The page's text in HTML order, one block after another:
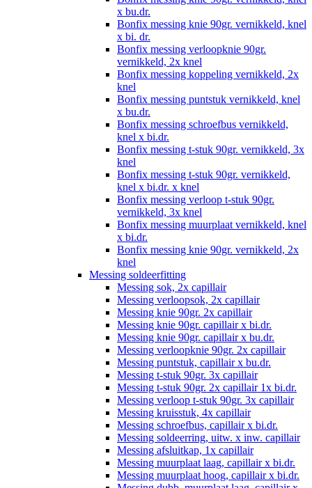
x bu.dr.
Bonfix messing knie 90gr. vernikkeld, knel
x bi. dr.
Bonfix messing verloopknie 90gr.
vernikkeld, 2x knel
Bonfix messing koppeling vernikkeld, 2x
knel
Bonfix messing puntstuk vernikkeld, knel
x bu.dr.
Bonfix messing schroefbus vernikkeld,
knel x bi.dr.
Bonfix messing t-stuk 90gr. vernikkeld, 3x
knel
Bonfix messing t-stuk 90gr. vernikkeld,
knel x bi.dr. x knel
Bonfix messing verloop t-stuk 90gr.
vernikkeld, 3x knel
Bonfix messing muurplaat vernikkeld, knel
x bi.dr.
Bonfix messing knie 90gr. vernikkeld, 2x
knel
Messing soldeerfitting
Messing sok, 2x capillair
Messing verloopsok, 2x capillair
Messing knie 90gr. 2x capillair
Messing knie 90gr. capillair x bi.dr.
Messing knie 90gr. capillair x bu.dr.
Messing verloopknie 90gr. 2x capillair
Messing puntstuk, capillair x bu.dr.
Messing t-stuk 90gr. 3x capillair
Messing t-stuk 90gr. 2x capillair 1x bi.dr.
Messing verloop t-stuk 90gr. 3x capillair
Messing kruisstuk, 4x capillair
Messing schroefbus, capillair x bi.dr.
Messing soldeerring, uitw. x inw. capillair
Messing afsluitkap, 1x capillair
Messing muurplaat laag, capillair x bi.dr.
Messing muurplaat hoog, capillair x bi.dr.